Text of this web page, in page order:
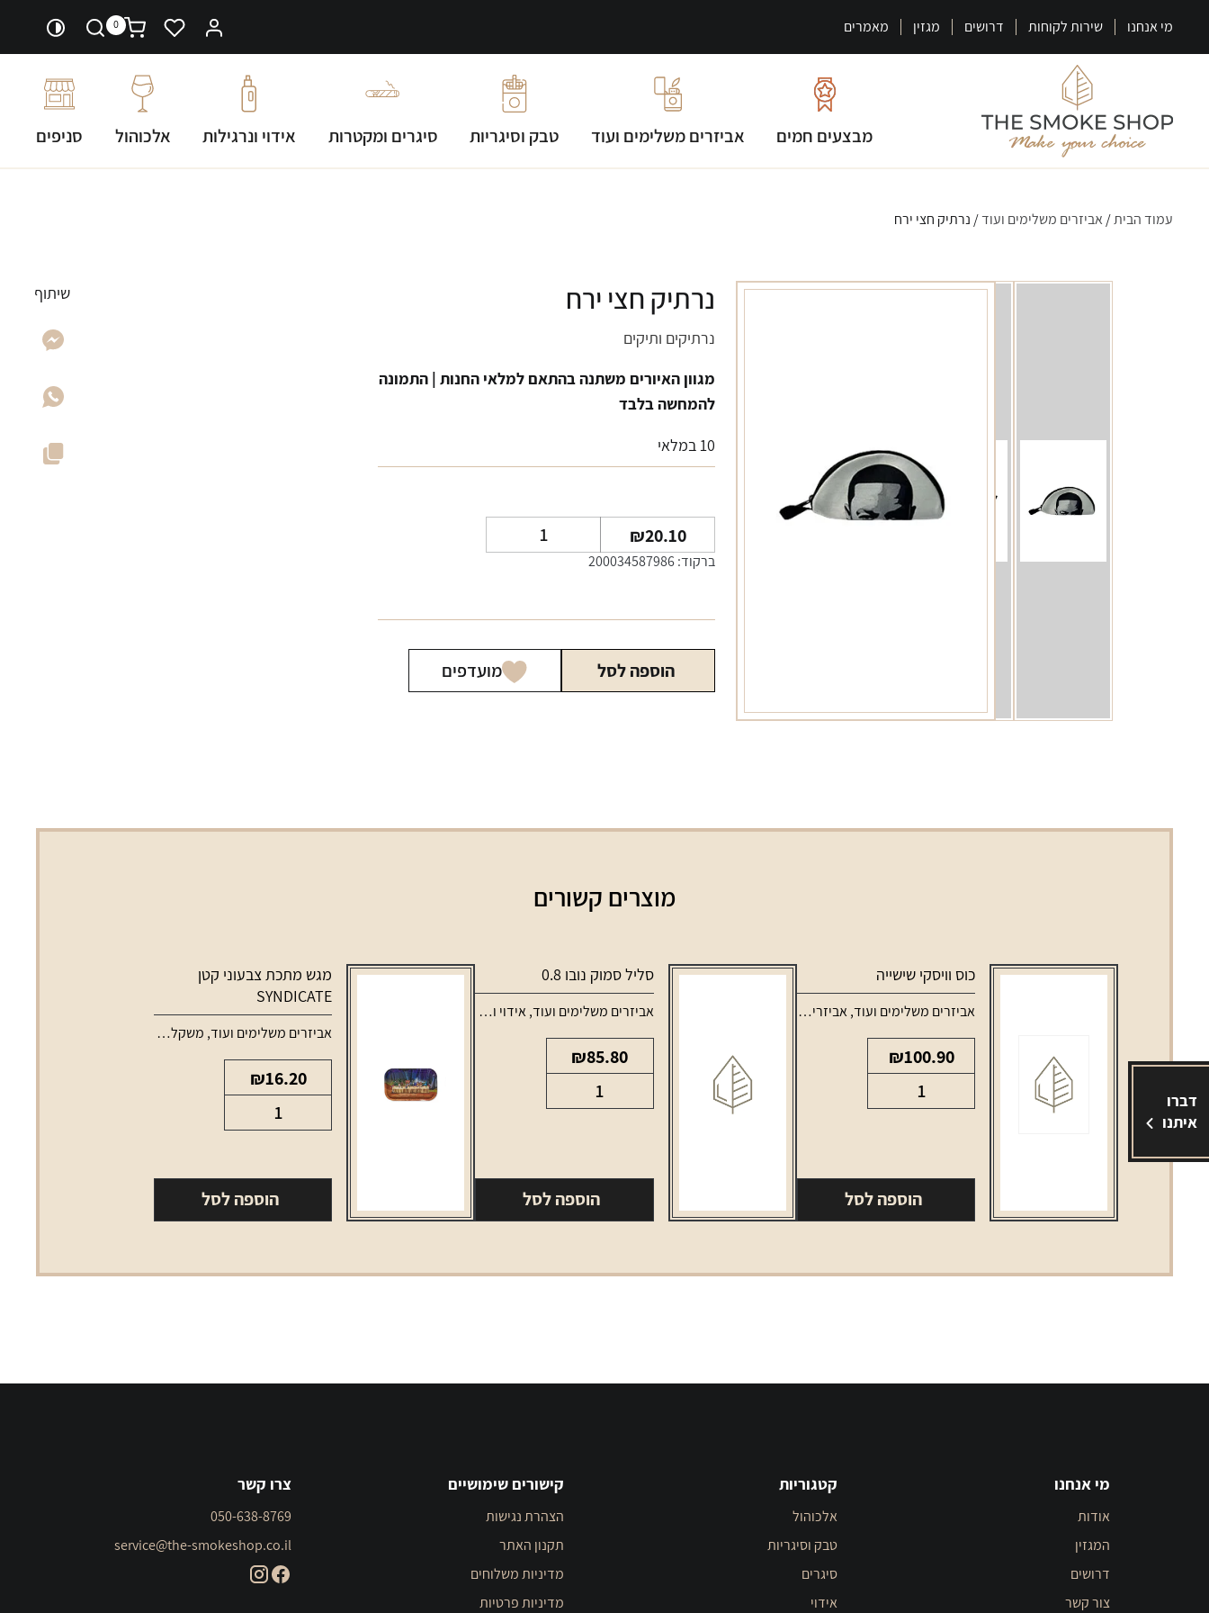
מי אנחנו שירות לקוחות דרושים מגזין מאמרים 0
מבצעים חמים אביזרים משלימים ועוד טבק וסיגריות סיגרים ומקטרות אידוי ונרגילות אלכוהול סניפים
דברו
איתנו
עמוד הבית/ אביזרים משלימים ועוד/ נרתיק חצי ירח
נרתיק חצי ירח
נרתיקים ותיקים
מגוון האיורים משתנה בהתאם למלאי החנות | התמונה
להמחשה בלבד
10 במלאי
₪20.10
של
ברקוד: 200034587986
הוספה לסל מועדפים
שיתוף
מוצרים קשורים
כוס וויסקי שישייה
אביזרים משלימים ועוד,אביזרים משלימים לאלכוהול
₪100.90
של
שישייה
הוספה לסל
סליל סמוק נובו 0.8
אביזרים משלימים ועוד,אידוי ונרגילות סלילים וסוללות למכשירי אידוי
₪85.80
של
נובו
הוספה לסל
מגש מתכת צבעוני קטן
SYNDICATE
אביזרים משלימים ועוד, משקלים ומגשים
₪16.20
של
מתכת
הוספה לסל
מי אנחנו
אודות
המגזין
דרושים
צור קשר
קטגוריות
אלכוהול
טבק וסיגריות
סיגרים
אידוי
קישורים שימושיים
הצהרת נגישות
תקנון האתר
מדיניות משלוחים
מדיניות פרטיות
צרו קשר
050-638-8769
service@the-smokeshop.co.il